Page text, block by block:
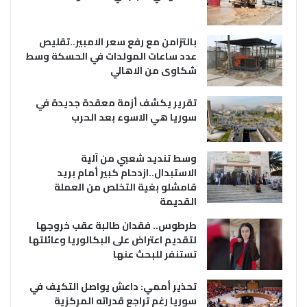
بالتزامن مع رفع سعر الامبير..تقليص
عدد ساعات المولدات في الحسكة وسط
شكاوى من الاهالي
تقرير يكشف أزمة معقدة جديدة في
سوريا هي الاسوء بعد الحرب
وسط تنديد شعبي من آلية
الاستبدال..ازدحام كبير أمام بريد
قامشلو بغية التخلص من العملة
القديمة
طرطوس.. فقدان طالبة عقب خروجها
لتقديم اعتراض على البكالوريا وعائلتها
تستنفر للبحث عنها
تحذير أممي: داعش يواصل التكيف في
سوريا رغم تراجع قدراته المركزية